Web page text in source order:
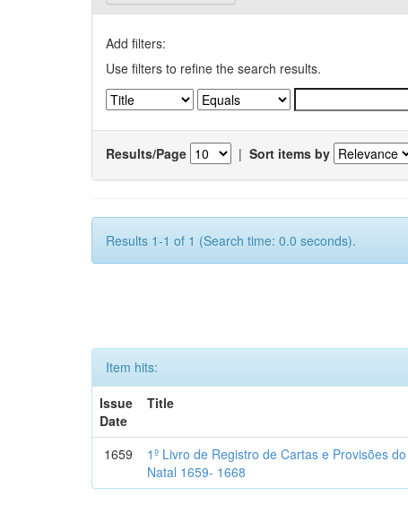
Add filters:
Use filters to refine the search results.
Results/Page | Sort items by
Results 1-1 of 1 (Search time: 0.0 seconds).
Item hits:
Issue
Date
Title
1659
1º Livro de Registro de Cartas e Provisões
Natal 1659- 1668